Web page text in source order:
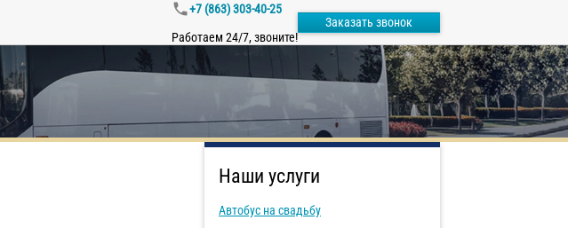
+7 (863) 303-40-25
Работаем 24/7, звоните!
Заказать звонок
Наши услуги
Автобус на свадьбу